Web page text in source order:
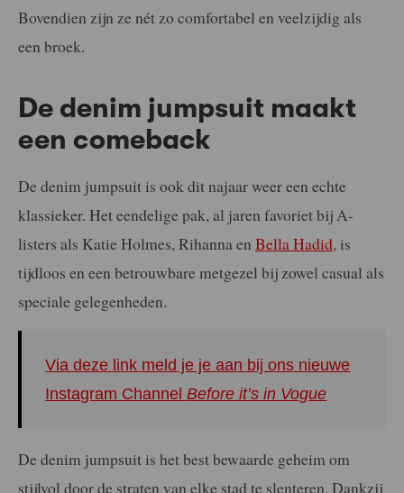
Bovendien zijn ze nét zo comfortabel en veelzijdig als
een broek.
De denim jumpsuit maakt
een comeback
De denim jumpsuit is ook dit najaar weer een echte
klassieker. Het eendelige pak, al jaren favoriet bij A-
listers als Katie Holmes, Rihanna en Bella Hadid, is
tijdloos en een betrouwbare metgezel bij zowel casual als
speciale gelegenheden.
Via deze link meld je je aan bij ons nieuwe
Instagram ChannelBefore it’s in Vogue
De denim jumpsuit is het best bewaarde geheim om
stijlvol door de straten van elke stad te slenteren. Dankzij